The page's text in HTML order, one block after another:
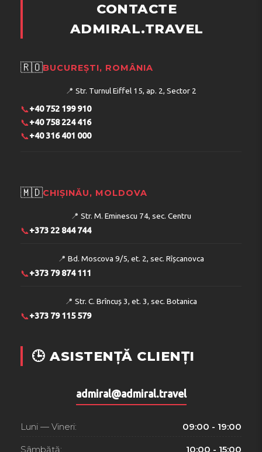
CONTACTE
ADMIRAL.TRAVEL
🇷🇴BUCUREȘTI, ROMÂNIA
📍 Str. Turnul Eiffel 15, ap. 2, Sector 2
📞+40 752 199 910
📞+40 758 224 416
📞+40 316 401 000
🇲🇩CHIȘINĂU, MOLDOVA
📍 Str. M. Eminescu 74, sec. Centru
📞+373 22 844 744
📍 Bd. Moscova 9/5, et. 2, sec. Rîșcanovca
📞+373 79 874 111
📍 Str. C. Brîncuș 3, et. 3, sec. Botanica
📞+373 79 115 579
🕒 ASISTENȚĂ CLIENȚI
admiral@admiral.travel
Luni — Vineri: 09:00 - 19:00
Sâmbătă: 10:00 - 15:00